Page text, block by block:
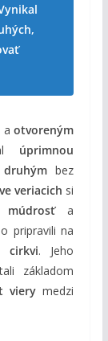
aotvoreným
úprimnou
bez
veriacich si
múdrosťa
pripravili na
cirkvi. Jeho
základom
viery medzi